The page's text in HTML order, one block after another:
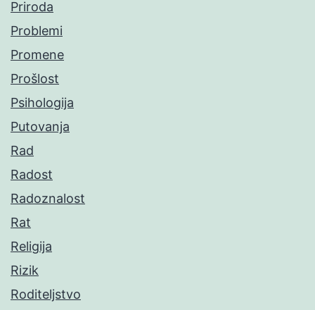
Priroda
Problemi
Promene
Prošlost
Psihologija
Putovanja
Rad
Radost
Radoznalost
Rat
Religija
Rizik
Roditeljstvo